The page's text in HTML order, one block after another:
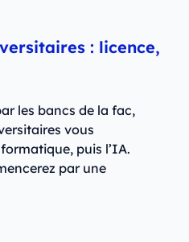
: licence,
les bancs de la fac,
vous
puis l’IA.
par une